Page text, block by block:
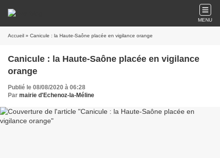
MENU
Accueil » Canicule : la Haute-Saône placée en vigilance orange
Canicule : la Haute-Saône placée en vigilance
orange
Publié le 08/08/2020 à 06:28
Par mairie d'Echenoz-la-Méline